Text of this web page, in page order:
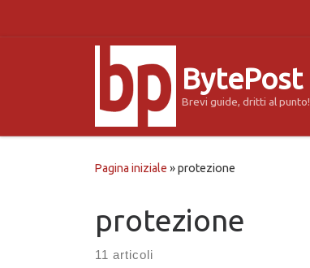
BytePost
Brevi guide, dritti al punto!
Pagina iniziale »protezione
protezione
11 articoli